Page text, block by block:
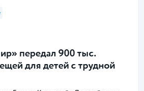
передал 900 тыс.
для детей с трудной